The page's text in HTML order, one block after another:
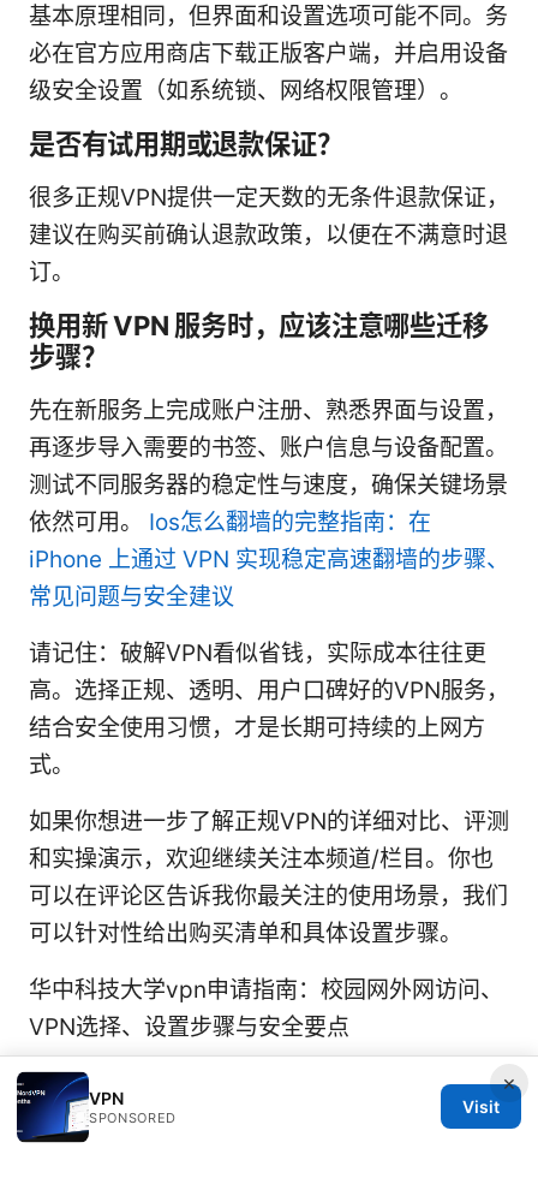
基本原理相同，但界面和设置选项可能不同。务
必在官方应用商店下载正版客户端，并启用设备
级安全设置（如系统锁、网络权限管理）。
是否有试用期或退款保证？
很多正规VPN提供一定天数的无条件退款保证，
建议在购买前确认退款政策，以便在不满意时退
订。
换用新 VPN 服务时，应该注意哪些迁移
步骤？
先在新服务上完成账户注册、熟悉界面与设置，
再逐步导入需要的书签、账户信息与设备配置。
测试不同服务器的稳定性与速度，确保关键场景
依然可用。 Ios怎么翻墙的完整指南：在
iPhone 上通过 VPN 实现稳定高速翻墙的步骤、
常见问题与安全建议
请记住：破解VPN看似省钱，实际成本往往更
高。选择正规、透明、用户口碑好的VPN服务，
结合安全使用习惯，才是长期可持续的上网方
式。
如果你想进一步了解正规VPN的详细对比、评测
和实操演示，欢迎继续关注本频道/栏目。你也
可以在评论区告诉我你最关注的使用场景，我们
可以针对性给出购买清单和具体设置步骤。
华中科技大学vpn申请指南：校园网外网访问、
VPN选择、设置步骤与安全要点
×
VPN
SPONSORED
Visit